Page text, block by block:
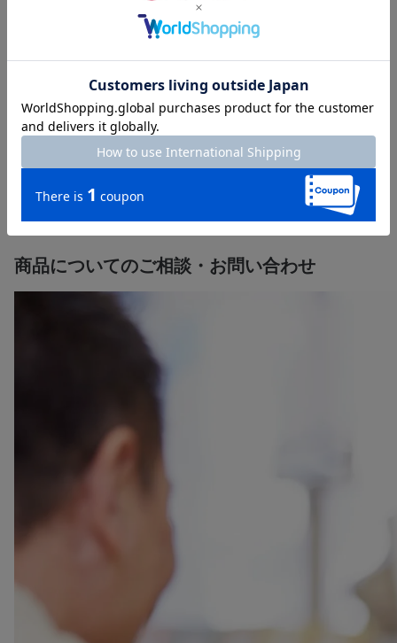
るサービスを提供しています。
樹木葬・墓じまい・法事ギフト・仏花の定期便・ご相続のサポー
寄り添い、ご供養に関する様々なご要望にお応えします。
直営店130店舗以上の「はせがわ」にぜひご相談ください。
【店舗一覧】はこちら＞＞
【墓石の販売】
【終活・相続】は各詳細ページをご確認くだ
さい。
商品についてのご相談・お問い合わせ